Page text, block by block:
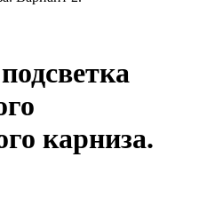
карниза.